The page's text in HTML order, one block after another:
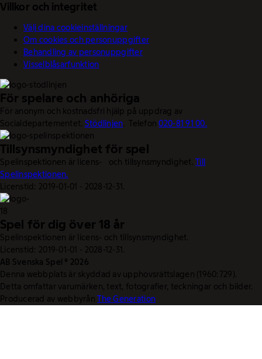
Villkor och integritet
Välj dina cookieinställningar
Om cookies och personuppgifter
Behandling av personuppgifter
Visselblåsarfunktion
För spelare och anhöriga
För anonym och kostnadsfri hjälp på uppdrag av
Socialdepartementet. Stödlinjen. Telefon020-81 91 00.
Tillsynsmyndighet för spel
Spelinspektionen är licens- och tillsynsmyndighet.Till
Spelinspektionen.
Licenstid: 2019-01-01 - 2028-12-31.
Spel för dig över 18 år
Spelinspektionen är licens- och tillsynsmyndighet.
Licenstid: 2019-01-01 - 2028-12-31.
AB Svenska Spel © 2026
Denna webbplats är skyddad av upphovsrättslagen (1960:729).
Detta omfattar varumärken, text, fotografier, teckningar och bilder.
Producerad av webbyrånThe Generation